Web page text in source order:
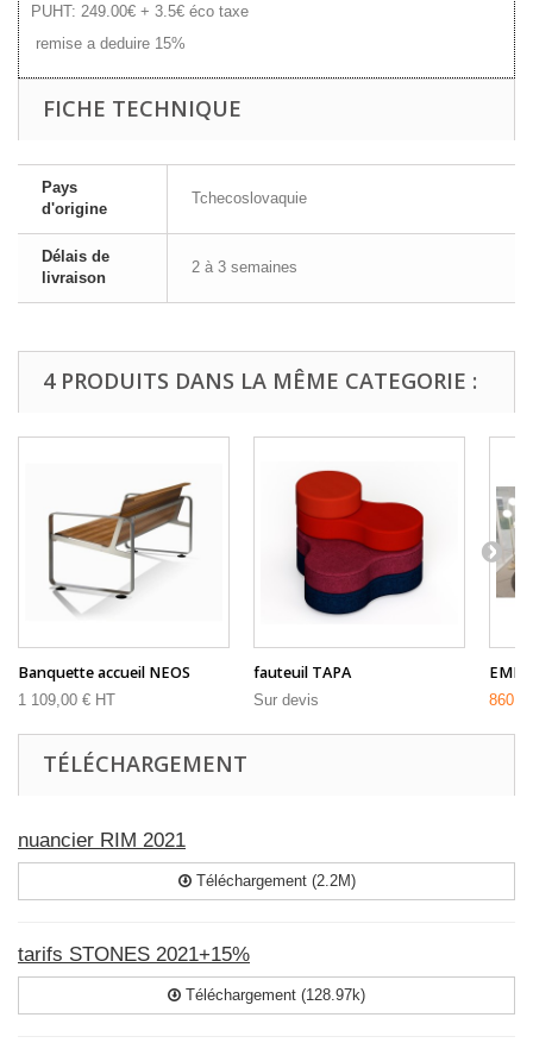
PUHT: 249.00€ + 3.5€ éco taxe
remise a deduire 15%
FICHE TECHNIQUE
Pays
d'origine
Tchecoslovaquie
Délais de
livraison
2 à 3 semaines
4 PRODUITS DANS LA MÊME CATEGORIE :
Banquette accueil NEOS
1 109,00 € HT
fauteuil TAPA
Sur devis
TÉLÉCHARGEMENT
nuancier RIM 2021
Téléchargement (2.2M)
tarifs STONES 2021+15%
Téléchargement (128.97k)